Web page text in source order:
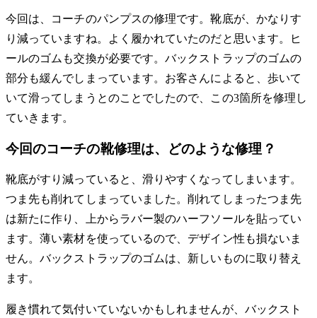
今回は、コーチのパンプスの修理です。靴底が、かなりす
り減っていますね。よく履かれていたのだと思います。ヒ
ールのゴムも交換が必要です。バックストラップのゴムの
部分も緩んでしまっています。お客さんによると、歩いて
いて滑ってしまうとのことでしたので、この3箇所を修理し
ていきます。
今回のコーチの靴修理は、どのような修理？
靴底がすり減っていると、滑りやすくなってしまいます。
つま先も削れてしまっていました。削れてしまったつま先
は新たに作り、上からラバー製のハーフソールを貼ってい
ます。薄い素材を使っているので、デザイン性も損ないま
せん。バックストラップのゴムは、新しいものに取り替え
ます。
履き慣れて気付いていないかもしれませんが、バックスト